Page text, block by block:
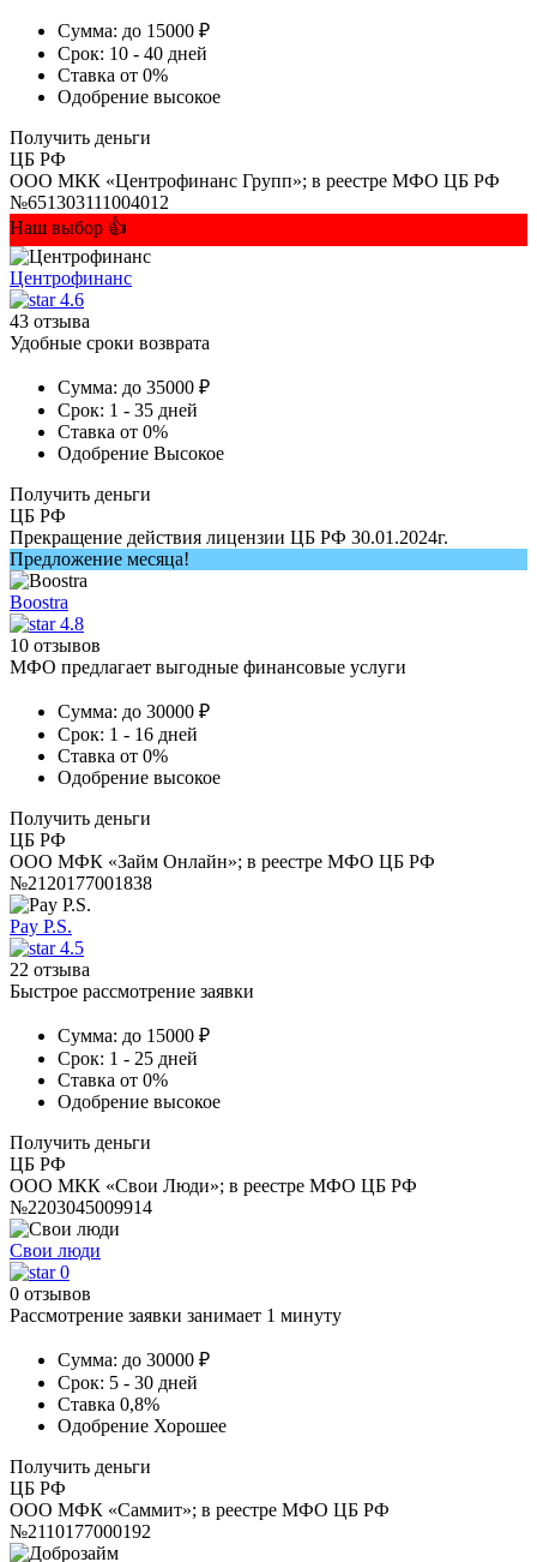
Сумма: до 15000 ₽
Срок: 10 - 40 дней
Ставка от 0%
Одобрение высокое
Получить деньги
ЦБ РФ
ООО МКК «Центрофинанс Групп»; в реестре МФО ЦБ РФ
№651303111004012
Наш выбор 👍
Центрофинанс
4.6
43 отзыва
Удобные сроки возврата
Сумма: до 35000 ₽
Срок: 1 - 35 дней
Ставка от 0%
Одобрение Высокое
Получить деньги
ЦБ РФ
Прекращение действия лицензии ЦБ РФ 30.01.2024г.
Предложение месяца!
Boostra
4.8
10 отзывов
МФО предлагает выгодные финансовые услуги
Сумма: до 30000 ₽
Срок: 1 - 16 дней
Ставка от 0%
Одобрение высокое
Получить деньги
ЦБ РФ
ООО МФК «Займ Онлайн»; в реестре МФО ЦБ РФ
№2120177001838
Pay P.S.
4.5
22 отзыва
Быстрое рассмотрение заявки
Сумма: до 15000 ₽
Срок: 1 - 25 дней
Ставка от 0%
Одобрение высокое
Получить деньги
ЦБ РФ
ООО МКК «Свои Люди»; в реестре МФО ЦБ РФ
№2203045009914
Свои люди
0
0 отзывов
Рассмотрение заявки занимает 1 минуту
Сумма: до 30000 ₽
Срок: 5 - 30 дней
Ставка 0,8%
Одобрение Хорошее
Получить деньги
ЦБ РФ
ООО МФК «Саммит»; в реестре МФО ЦБ РФ
№2110177000192